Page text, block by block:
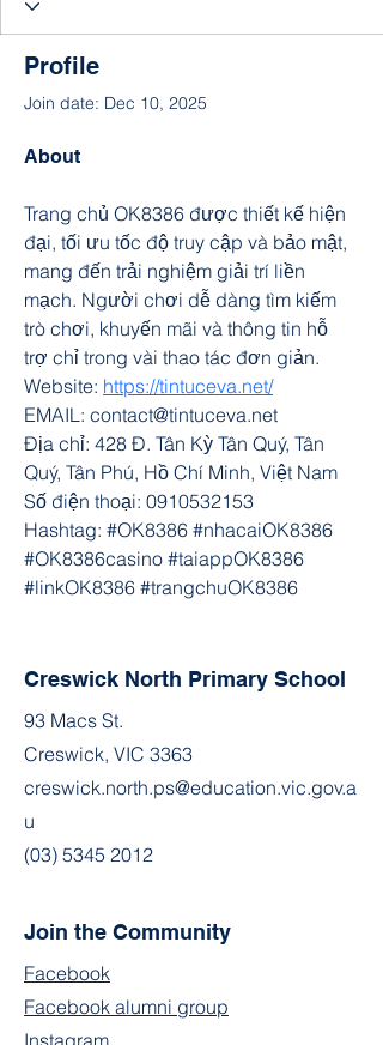
Profile
Join date: Dec 10, 2025
About
Trang chủ OK8386 được thiết kế hiện
đại, tối ưu tốc độ truy cập và bảo mật,
mang đến trải nghiệm giải trí liền
mạch. Người chơi dễ dàng tìm kiếm
trò chơi, khuyến mãi và thông tin hỗ
trợ chỉ trong vài thao tác đơn giản.
Website: https://tintuceva.net/
EMAIL: contact@tintuceva.net
Địa chỉ: 428 Đ. Tân Kỳ Tân Quý, Tân
Quý, Tân Phú, Hồ Chí Minh, Việt Nam
Số điện thoại: 0910532153
Hashtag: #OK8386 #nhacaiOK8386
#OK8386casino #taiappOK8386
#linkOK8386 #trangchuOK8386
Creswick North Primary School
93 Macs St.
Creswick, VIC 3363
creswick.north.ps@education.vic.gov.a
u
(03) 5345 2012
Join the Community
Facebook
Facebook alumni group
Instagram